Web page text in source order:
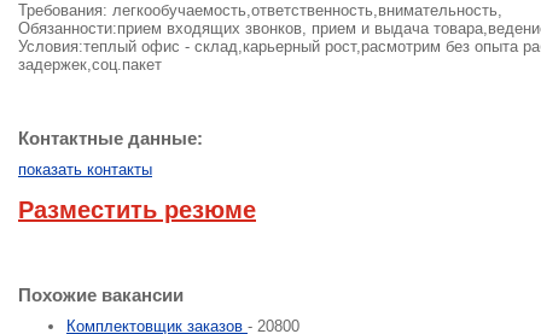
Требования: легкообучаемость,ответственность,внимательность,
Обязанности:прием входящих звонков, прием и выдача
Условия:теплый офис - склад,карьерный рост,расмотрим без опыта
задержек,соц.пакет
Контактные данные:
показать контакты
Разместить резюме
Похожие вакансии
Комплектовщик заказов - 20800